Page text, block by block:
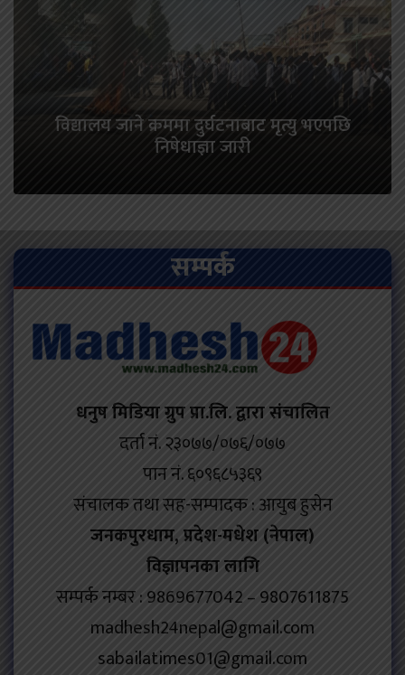
विद्यालय जाने क्रममा दुर्घटनाबाट मृत्यु भएपछि
निषेधाज्ञा जारी
सम्पर्क
धनुष मिडिया ग्रुप प्रा.लि. द्वारा संचालित
दर्ता नं. २३०७७/०७६/०७७
पान नं. ६०९६८५३६९
संचालक तथा सह-सम्पादक : आयुब हुसेन
जनकपुरधाम, प्रदेश-मधेश (नेपाल)
विज्ञापनका लागि
सम्पर्क नम्बर : 9869677042 – 9807611875
madhesh24nepal@gmail.com
sabailatimes01@gmail.com